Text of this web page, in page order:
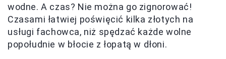
wodne. A czas? Nie można go zignorować!
Czasami łatwiej poświęcić kilka złotych na
usługi fachowca, niż spędzać każde wolne
popołudnie w błocie z łopatą w dłoni.